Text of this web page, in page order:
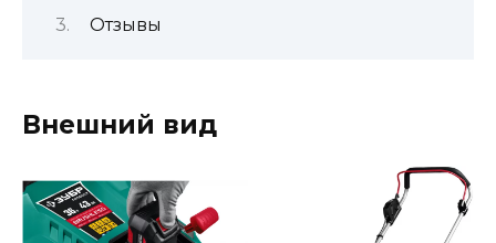
Отзывы
Внешний вид